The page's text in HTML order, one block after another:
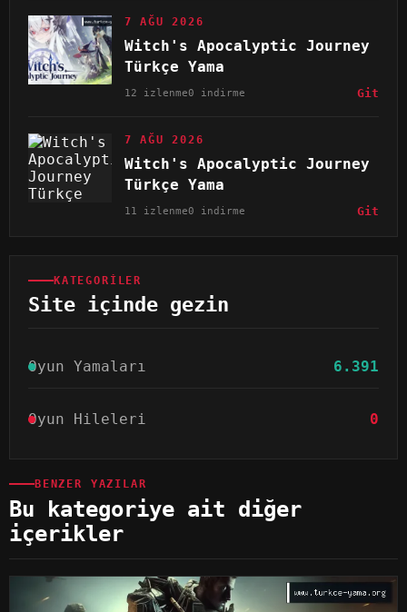
7 AĞU 2026
Witch's Apocalyptic Journey
Türkçe Yama
12 izlenme0 indirme Git
7 AĞU 2026
Witch's Apocalyptic Journey
Türkçe Yama
11 izlenme0 indirme Git
KATEGORILER
Site içinde gezin
Oyun Yamaları 6.391
Oyun Hileleri 0
BENZER YAZILAR
Bu kategoriye ait diğer
içerikler